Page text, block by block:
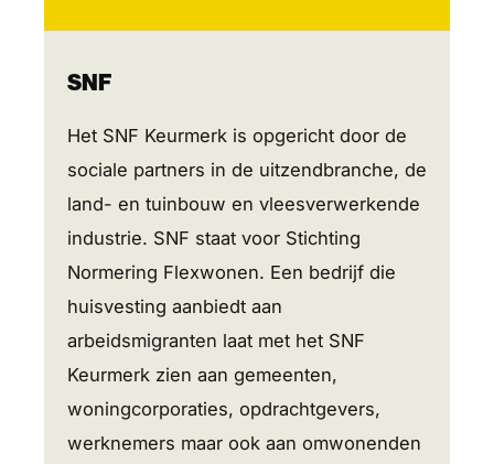
SNF
Het SNF Keurmerk is opgericht door de
sociale partners in de uitzendbranche, de
land- en tuinbouw en vleesverwerkende
industrie. SNF staat voor Stichting
Normering Flexwonen. Een bedrijf die
huisvesting aanbiedt aan
arbeidsmigranten laat met het SNF
Keurmerk zien aan gemeenten,
woningcorporaties, opdrachtgevers,
werknemers maar ook aan omwonenden